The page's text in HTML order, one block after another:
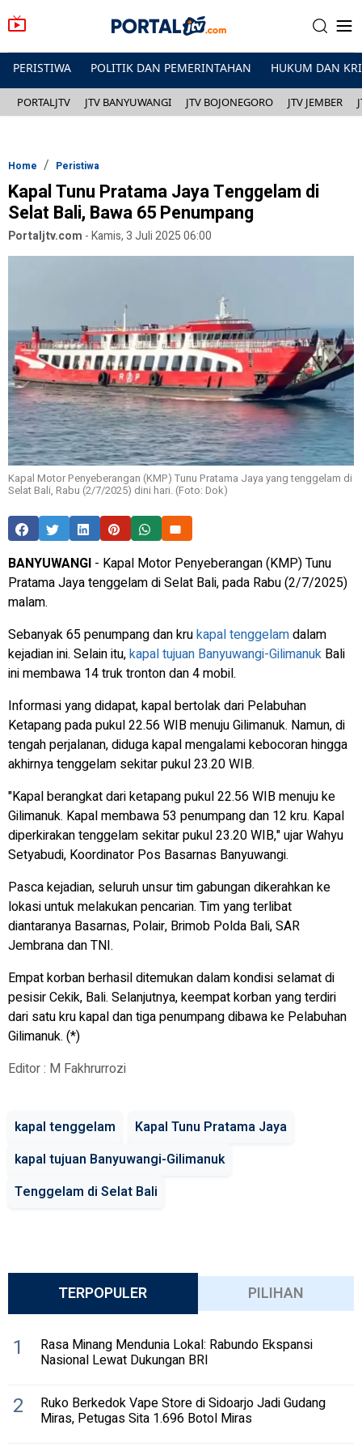
PERISTIWA POLITIK DAN PEMERINTAHAN HUKUM DAN
PORTALJTV JTV BANYUWANGI JTV BOJONEGORO JTV JEMBER
Home Peristiwa
Kapal Tunu Pratama Jaya Tenggelam di
Selat Bali, Bawa 65 Penumpang
Portaljtv.com -Kamis, 3 Juli 2025 06:00
Kapal Motor Penyeberangan (KMP) Tunu Pratama Jaya yang tenggelam di
Selat Bali, Rabu (2/7/2025) dini hari. (Foto: Dok)
BANYUWANGI - Kapal Motor Penyeberangan (KMP) Tunu
Pratama Jaya tenggelam di Selat Bali, pada Rabu (2/7/2025)
malam.
Sebanyak 65 penumpang dan krukapal tenggelamdalam
kejadian ini. Selain itu,kapal tujuan Banyuwangi-Gilimanuk Bali
ini membawa 14 truk tronton dan 4 mobil.
Informasi yang didapat, kapal bertolak dari Pelabuhan
Ketapang pada pukul 22.56 WIB menuju Gilimanuk. Namun, di
tengah perjalanan, diduga kapal mengalami kebocoran hingga
akhirnya tenggelam sekitar pukul 23.20 WIB.
"Kapal berangkat dari ketapang pukul 22.56 WIB menuju ke
Gilimanuk. Kapal membawa 53 penumpang dan 12 kru. Kapal
diperkirakan tenggelam sekitar pukul 23.20 WIB," ujar Wahyu
Setyabudi, Koordinator Pos Basarnas Banyuwangi.
Pasca kejadian, seluruh unsur tim gabungan dikerahkan ke
lokasi untuk melakukan pencarian. Tim yang terlibat
diantaranya Basarnas, Polair, Brimob Polda Bali, SAR
Jembrana dan TNI.
Empat korban berhasil ditemukan dalam kondisi selamat di
pesisir Cekik, Bali. Selanjutnya, keempat korban yang terdiri
dari satu kru kapal dan tiga penumpang dibawa ke Pelabuhan
Gilimanuk. (*)
Editor : M Fakhrurrozi
kapal tenggelam
Kapal Tunu Pratama Jaya
kapal tujuan Banyuwangi-Gilimanuk
Tenggelam di Selat Bali
TERPOPULER PILIHAN
1 Rasa Minang Mendunia Lokal: Rabundo Ekspansi
Nasional Lewat Dukungan BRI
2 Ruko Berkedok Vape Store di Sidoarjo Jadi Gudang
Miras, Petugas Sita 1.696 Botol Miras